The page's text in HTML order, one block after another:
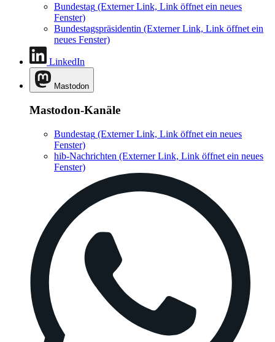
Bundestag (Externer Link, Link öffnet ein neues
Fenster)
Bundestagspräsidentin (Externer Link, Link öffnet ein
neues Fenster)
LinkedIn
Mastodon
Mastodon-Kanäle
Bundestag (Externer Link, Link öffnet ein neues
Fenster)
hib-Nachrichten (Externer Link, Link öffnet ein neues
Fenster)